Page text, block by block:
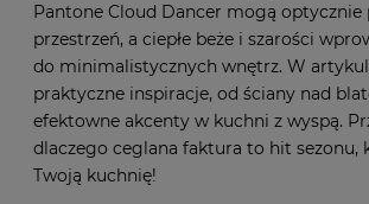
Pantone Cloud Dancer mogą optycznie
przestrzeń, a ciepłe beże i szarości
do minimalistycznych wnętrz. W
praktyczne inspiracje, od ściany nad
efektowne akcenty w kuchni z wyspą.
dlaczego ceglana faktura to hit sezonu,
Twoją kuchnię!